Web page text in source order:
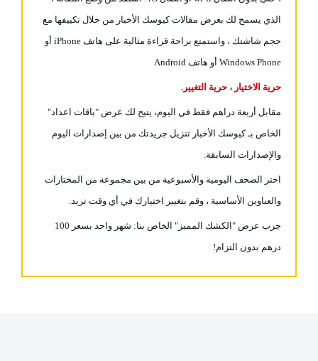
الذي يسمح لك بعرض مقالات كيوسك الأخبار من خلال تكييفها مع
حجم شاشتك ، واستمتع براحة قراءة مثالية على هاتف iPhone أو
Windows Phone أو هاتف Android
حرية الاختيار ، حرية التغيير.
مقابل أربعة دراهم فقط في اليوم، يتيح لك عرض "باقات اعداد"
الخاص بـ كيوسك الأخبار تنزيل جريدتك من بين إصدارات اليوم
والإصدارات السابقة.
اختر الصحف اليومية والأسبوعية من بين مجموعة من المختارات
والعناوين الأساسية ، وقم بتغيير اختيارك في أي وقت تريد.
جرب عرض "الكشك المميز" الخاص بنا: شهر واحد بسعر 100
درهم بدون التزام!